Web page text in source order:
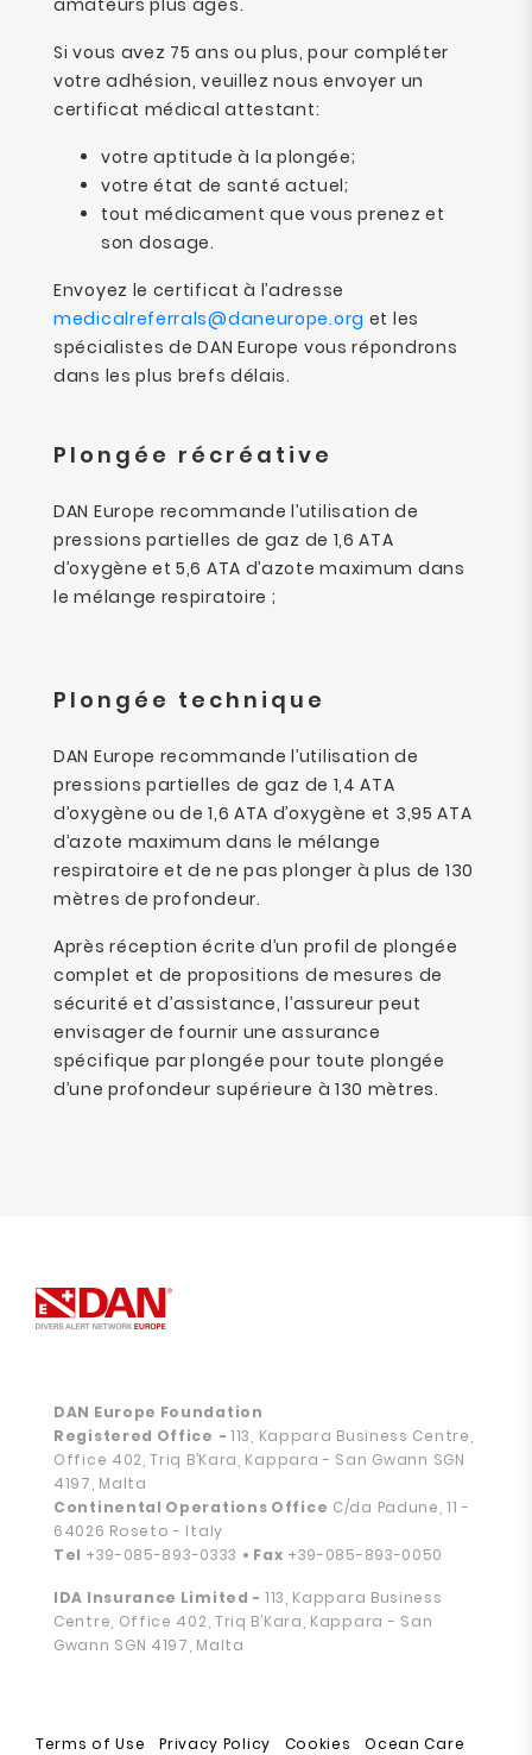
amateurs plus âgés.
Si vous avez 75 ans ou plus, pour compléter
votre adhésion, veuillez nous envoyer un
certificat médical attestant:
votre aptitude à la plongée;
votre état de santé actuel;
tout médicament que vous prenez et
son dosage.
Envoyez le certificat à l’adresse
medicalreferrals@daneurope.org et les
spécialistes de DAN Europe vous répondrons
dans les plus brefs délais.
Plongée récréative
DAN Europe recommande l’utilisation de
pressions partielles de gaz de 1,6 ATA
d’oxygène et 5,6 ATA d’azote maximum dans
le mélange respiratoire ;
Plongée technique
DAN Europe recommande l’utilisation de
pressions partielles de gaz de 1,4 ATA
d’oxygène ou de 1,6 ATA d’oxygène et 3,95 ATA
d’azote maximum dans le mélange
respiratoire et de ne pas plonger à plus de 130
mètres de profondeur.
Après réception écrite d’un profil de plongée
complet et de propositions de mesures de
sécurité et d’assistance, l’assureur peut
envisager de fournir une assurance
spécifique par plongée pour toute plongée
d’une profondeur supérieure à 130 mètres.
DAN Europe Foundation
Registered Office -113, Kappara Business Centre,
Office 402, Triq B’Kara, Kappara - San Gwann SGN
4197, Malta
Continental Operations Office C/da Padune, 11 -
64026 Roseto - Italy
Tel +39-085-893-0333 • Fax +39-085-893-0050
IDA Insurance Limited - 113, Kappara Business
Centre, Office 402, Triq B’Kara, Kappara - San
Gwann SGN 4197, Malta
Terms of Use Privacy Policy Cookies Ocean Care